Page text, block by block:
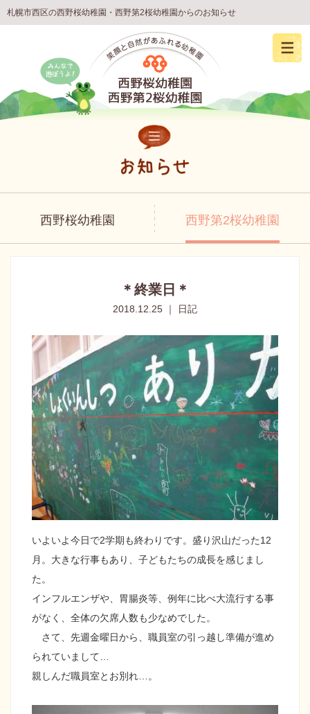
札幌市西区の西野桜幼稚園・西野第2桜幼稚園からのお知らせ
西野桜幼稚園 西野第2桜幼稚園
＊終業日＊
2018.12.25 ｜ 日記
いよいよ今日で2学期も終わりです。盛り沢山だった12
月。大きな行事もあり、子どもたちの成長を感じまし
た。
インフルエンザや、胃腸炎等、例年に比べ大流行する事
がなく、全体の欠席人数も少なめでした。
さて、先週金曜日から、職員室の引っ越し準備が進め
られていまして…
親しんだ職員室とお別れ…。